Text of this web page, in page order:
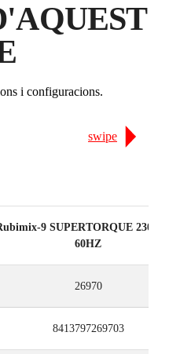
AQUEST PRODUCTE
FINS A 31
GRATUÏTA
i configuracions.
swipe
9 SUPERTORQUE 230V
60HZ
26970
8413797269703